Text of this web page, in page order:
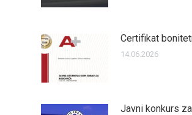
Certifikat
14.06.2026
Javni konkurs